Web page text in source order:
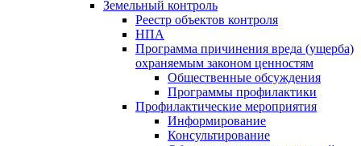
Земельный контроль
Реестр объектов контроля
НПА
Программа причинения вреда (ущерба)
охраняемым законом ценностям
Общественные обсуждения
Программы профилактики
Профилактические мероприятия
Информирование
Консультирование